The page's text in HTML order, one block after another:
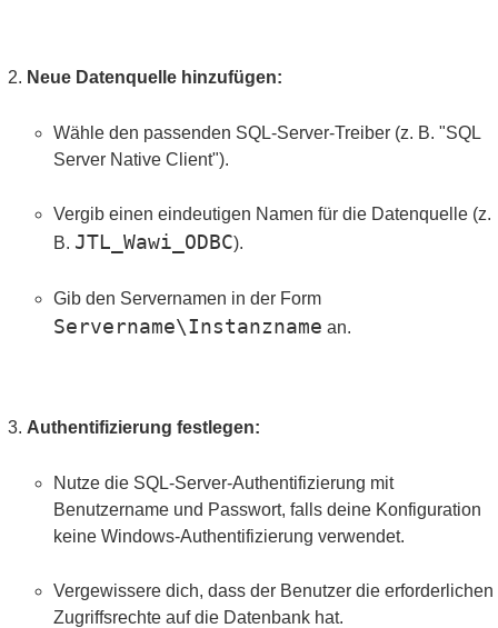
Neue Datenquelle hinzufügen:
Wähle den passenden SQL-Server-Treiber (z. B. "SQL
Server Native Client").
Vergib einen eindeutigen Namen für die Datenquelle (z.
B. JTL_Wawi_ODBC).
Gib den Servernamen in der Form
Servername\Instanzname an.
Authentifizierung festlegen:
Nutze die SQL-Server-Authentifizierung mit
Benutzername und Passwort, falls deine Konfiguration
keine Windows-Authentifizierung verwendet.
Vergewissere dich, dass der Benutzer die erforderlichen
Zugriffsrechte auf die Datenbank hat.